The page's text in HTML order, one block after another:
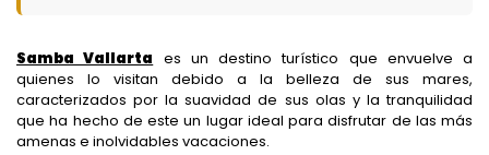
Samba Vallarta es un destino turístico que envuelve a
quienes lo visitan debido a la belleza de sus mares,
caracterizados por la suavidad de sus olas y la tranquilidad
que ha hecho de este un lugar ideal para disfrutar de las más
amenas e inolvidables vacaciones.